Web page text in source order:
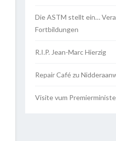
Die ASTM stellt ein…
Fortbildungen
R.I.P. Jean-Marc Hierzig
Repair Café zu
Visite vum